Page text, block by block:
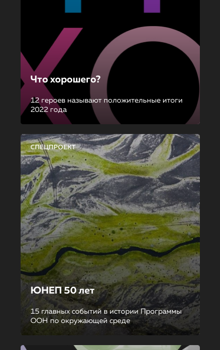
Что хорошего?
12 героев называют положительные итоги
2022 года
СПЕЦПРОЕКТ
ЮНЕП 50 лет
15 главных событий в истории Программы
ООН по окружающей среде